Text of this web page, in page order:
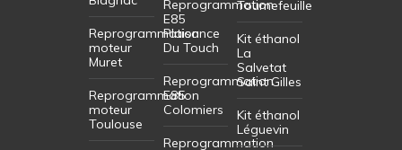
Reprogrammation
moteur
Muret
Reprogrammation
moteur
Toulouse
Reprogrammation
E85
Plaisance
Du Touch
Reprogrammation
E85
Colomiers
Reprogrammation
Tournefeuille
Kit éthanol
La
Salvetat
Saint Gilles
Kit éthanol
Léguevin